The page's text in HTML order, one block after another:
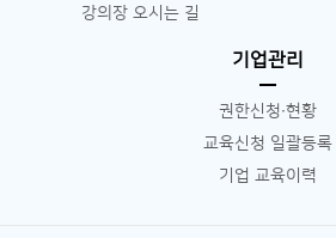
강의장 오시는 길
기업관리
권한신청∙현황
교육신청 일괄등록
기업 교육이력